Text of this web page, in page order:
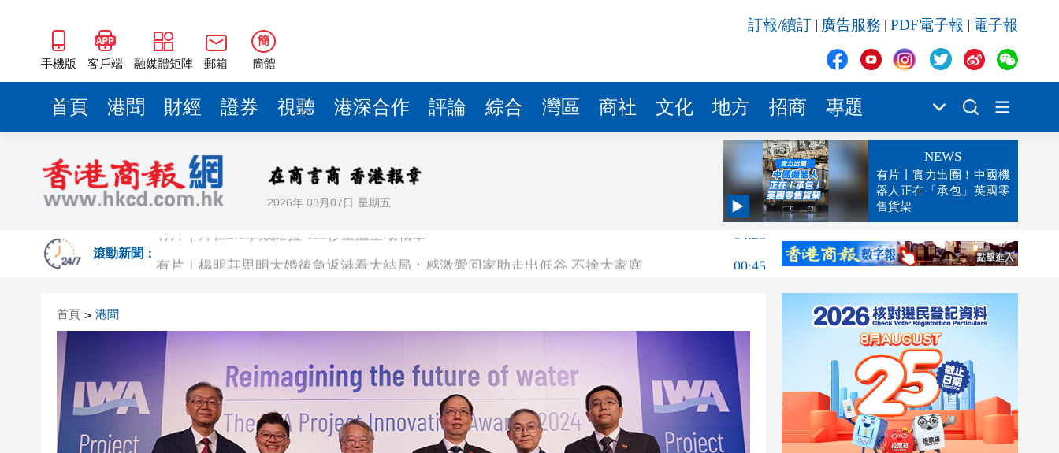
手機版 客戶端 融媒體矩陣 郵箱
簡
簡體
訂報/續訂 廣告服務 PDF電子報 電子報
首頁 港聞 財經 證券 視聽 港深合作 評論 綜合 灣區 商社 文化 地方 招商 專題
2026年 08月07日 星期五
NEWS
有片丨實力出圈！中國機
器人正在「承包」英國零
售貨架
滾動新聞：
04:29
有片丨【《愛回家》迎大結局】銀髮男團「大四喜」：十年深厚情誼 有歡亦有淚 緬懷「豹
叔」黎彼得
23:58
入境處反非法勞工行動拘12人
23:45
社署籲市民提防偽冒社署通訊程式賬戶
23:38
李家超：鼓勵保險業開發跨境產品 便利灣區居民
23:29
首頁 > 港聞